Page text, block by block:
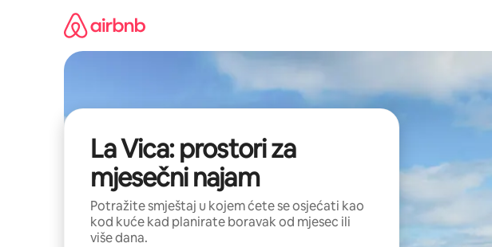
La Vica: prostori za
mjesečni najam
Potražite smještaj u kojem ćete se osjećati kao
kod kuće kad planirate boravak od mjesec ili
više dana.